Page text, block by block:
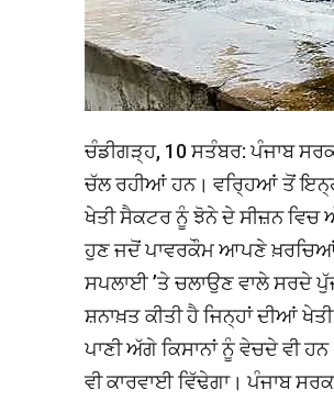
ਚੰਡੀਗੜ੍ਹ, 10 ਸਤੰਬਰ: ਪੰਜਾਬ
ਚੱਲ ਰਹੀਆਂ ਹਨ। ਵਰ੍ਹਿਆਂ ਤੋਂ
ਖੇਤੀ ਸੈਕਟਰ ਨੂੰ ਝੋਨੇ ਦੇ ਸੀਜ਼ਨ ਵਿਚ
ਹੁਣ ਜਦੋਂ ਪਾਵਰਕੌਮ ਆਪਣੇ ਖ਼ਰਚਿਆਂ
ਸਪਲਾਈ ’ਤੇ ਚਲਾਉਣ ਵਾਲੇ ਸਰਦੇ
ਸ਼ਨਾਖ਼ਤ ਕੀਤੀ ਹੈ ਜਿਨ੍ਹਾਂ ਦੀਆਂ
ਪਾਣੀ ਅੱਗੇ ਕਿਸਾਨਾਂ ਨੂੰ ਵੇਚਦੇ ਵੀ
ਵੀ ਕਾਰਵਾਈ ਵਿੱਢੇਗਾ। ਪੰਜਾਬ